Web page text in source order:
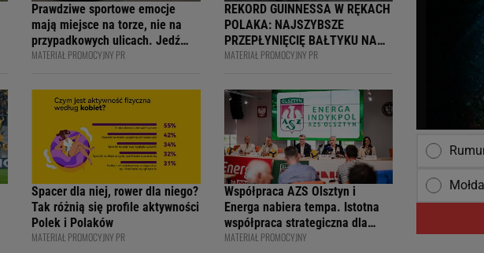
Prawdziwe sportowe emocje
mają miejsce na torze, nie na
przypadkowych ulicach. Jedź
bezpiecznie - apelują
internetowi twórcy na 4F Racing
Academy
MATERIAŁ PROMOCYJNY PR
REKORD GUINNESSA W RĘKACH
POLAKA: NAJSZYBSZE
PRZEPŁYNIĘCIĘ BAŁTYKU NA
DESCE WINDSURFINGOWEJ -
KSIĘGI
MATERIAŁ PROMOCYJNY PR
Spacer dla niej, rower dla niego?
Tak różnią się profile aktywności
Polek i Polaków
MATERIAŁ PROMOCYJNY PR
Współpraca AZS Olsztyn i
Energa nabiera tempa. Istotna
współpraca strategiczna dla
siatkarskiego klubu i marki
MATERIAŁ PROMOCYJNY